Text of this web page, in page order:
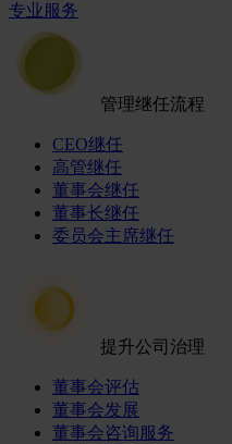
专业服务
管理继任流程
CEO继任
高管继任
董事会继任
董事长继任
委员会主席继任
提升公司治理
董事会评估
董事会发展
董事会咨询服务